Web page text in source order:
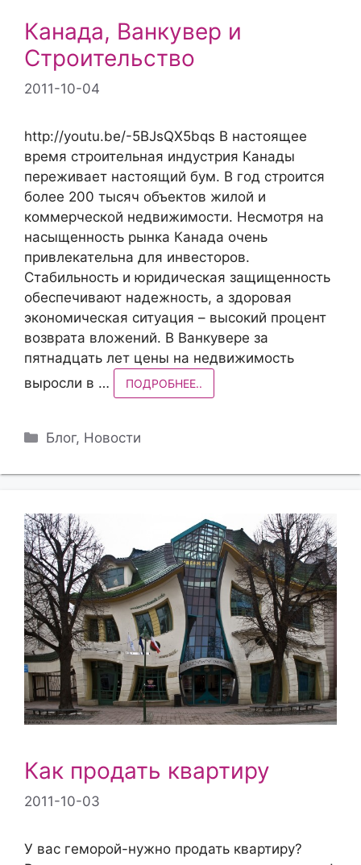
Канада, Ванкувер и
Строительство
2011-10-04
http://youtu.be/-5BJsQX5bqs В настоящее
время строительная индустрия Канады
переживает настоящий бум. В год строится
более 200 тысяч объектов жилой и
коммерческой недвижимости. Несмотря на
насыщенность рынка Канада очень
привлекательна для инвесторов.
Стабильность и юридическая защищенность
обеспечивают надежность, а здоровая
экономическая ситуация – высокий процент
возврата вложений. B Ванкувере за
пятнадцать лет цены на недвижимость
выросли в …
ПОДРОБНЕЕ..
Рубрики
Блог, Новости
Как продать квартиру
2011-10-03
У вас геморой-нужно продать квартиру?